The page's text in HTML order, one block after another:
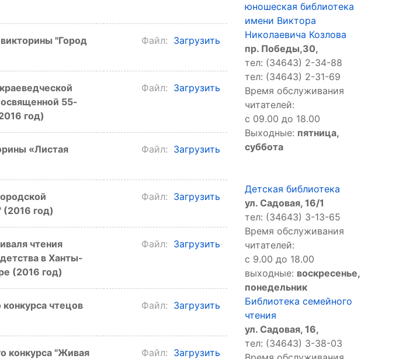
"Город
Файл: Загрузить
55-
год)
Файл: Загрузить
«Листая
Файл: Загрузить
(2016 год)
Файл: Загрузить
чтения
в Ханты-
(2016 год)
Файл: Загрузить
чтецов
Файл: Загрузить
конкурса "Живая
Файл: Загрузить
юношеская библиотека
имени Виктора
Николаевича Козлова
пр. Победы,30,
тел: (34643) 2-34-88
тел: (34643) 2-31-69
Время обслуживания
читателей:
с 09.00 до 18.00
Выходные: пятница,
суббота
Детская библиотека
ул. Садовая, 16/1
тел: (34643) 3-13-65
Время обслуживания
читателей:
с 9.00 до 18.00
выходные: воскресенье,
понедельник
Библиотека семейного
чтения
ул. Садовая, 16,
тел: (34643) 3-38-03